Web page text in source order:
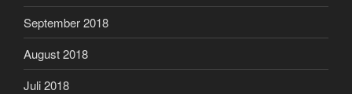
September 2018
August 2018
Juli 2018